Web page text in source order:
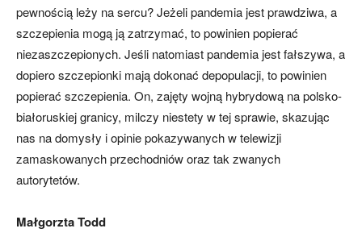
pewnością leży na sercu? Jeżeli pandemia jest prawdziwa, a
szczepienia mogą ją zatrzymać, to powinien popierać
niezaszczepionych. Jeśli natomiast pandemia jest fałszywa, a
dopiero szczepionki mają dokonać depopulacji, to powinien
popierać szczepienia. On, zajęty wojną hybrydową na polsko-
białoruskiej granicy, milczy niestety w tej sprawie, skazując
nas na domysły i opinie pokazywanych w telewizji
zamaskowanych przechodniów oraz tak zwanych
autorytetów.
Małgorzta Todd